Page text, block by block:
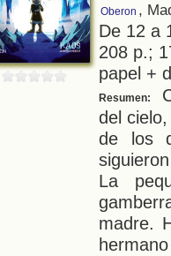
Oberon ,
De 12 a
208 p.;
papel +
Resumen:
del
de los
La
madre.